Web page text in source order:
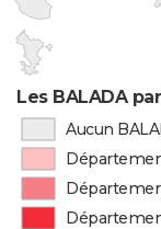
Les BALADA
Aucun